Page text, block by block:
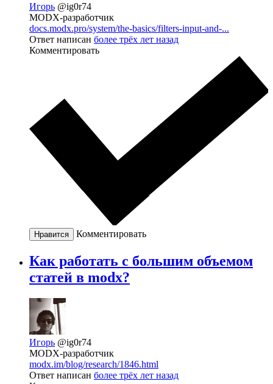
Игорь @ig0r74
MODX-разработчик
docs.modx.pro/system/the-basics/filters-input-and-...
Ответ написан более трёх лет назад
Комментировать
Нравится Комментировать
Как работать с большим объемом
статей в modx?
Игорь @ig0r74
MODX-разработчик
modx.im/blog/research/1846.html
Ответ написан более трёх лет назад